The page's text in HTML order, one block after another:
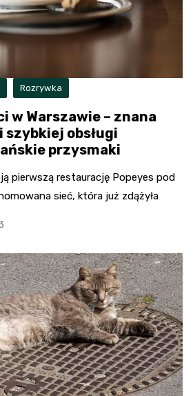
Rozrywka
w Warszawie – znana
obsługi
przysmaki
pierwszą restaurację Popeyes pod
sieć, która już zdążyła